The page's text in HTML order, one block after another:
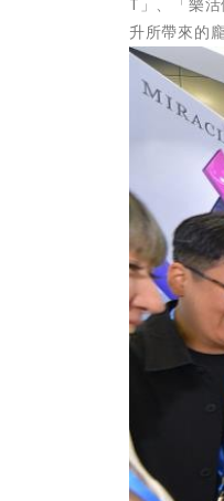
T」、「樂
升所帶來的